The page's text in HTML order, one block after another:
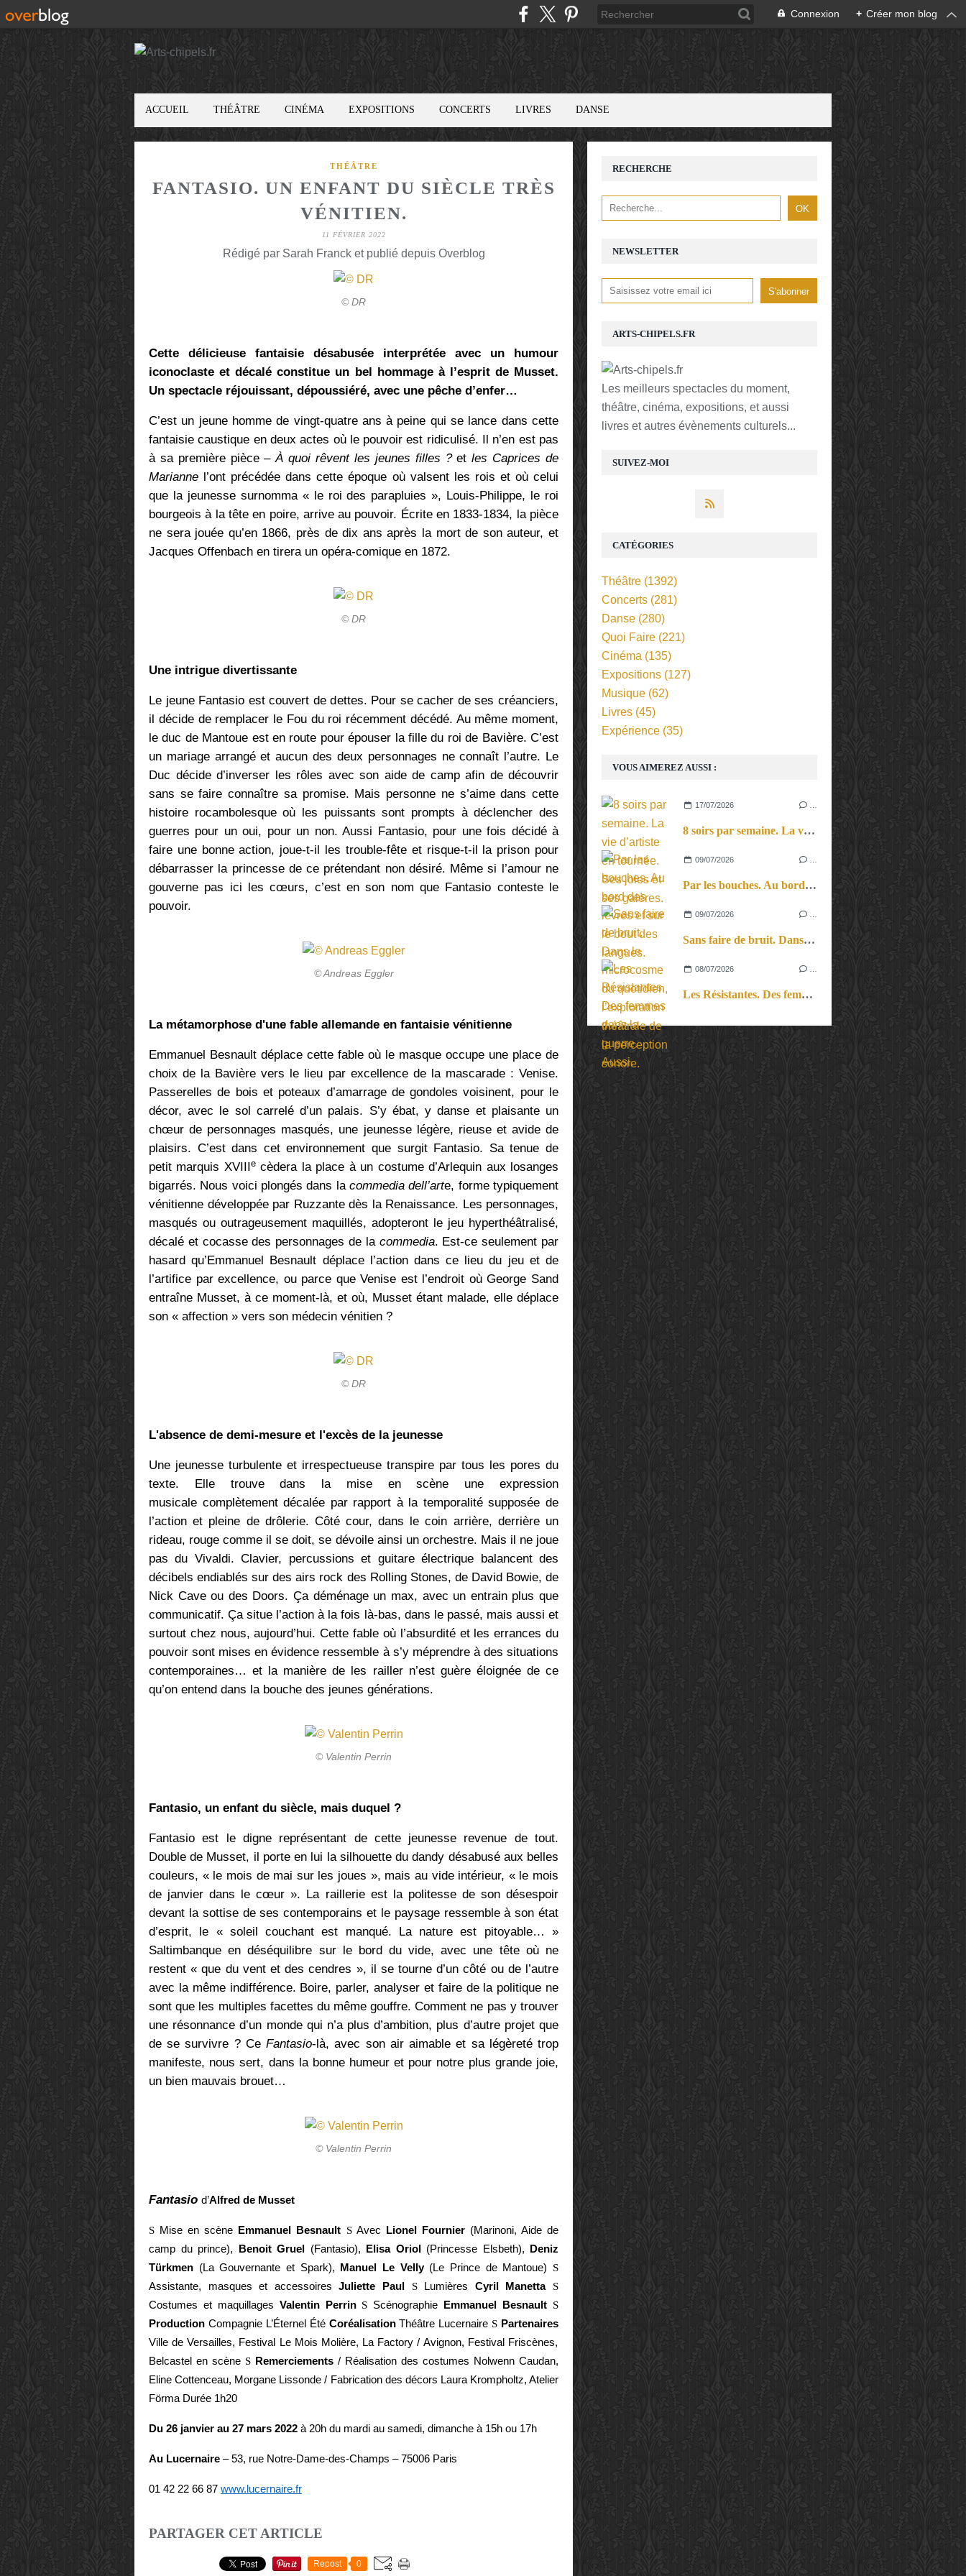
Connexion + Créer mon blog
ACCUEIL THÉÂTRE CINÉMA EXPOSITIONS CONCERTS LIVRES DANSE
THÉÂTRE
FANTASIO. UN ENFANT DU SIÈCLE TRÈS
VÉNITIEN.
11 FÉVRIER 2022
Rédigé par Sarah Franck et publié depuis Overblog
© DR
Cette délicieuse fantaisie désabusée interprétée avec un humour
iconoclaste et décalé constitue un bel hommage à l’esprit de Musset.
Un spectacle réjouissant, dépoussiéré, avec une pêche d’enfer…
C’est un jeune homme de vingt-quatre ans à peine qui se lance dans cette
fantaisie caustique en deux actes où le pouvoir est ridiculisé. Il n’en est pas
à sa première pièce –À quoi rêvent les jeunes filles ?etles Caprices de
Marianne l’ont précédée dans cette époque où valsent les rois et où celui
que la jeunesse surnomma « le roi des parapluies », Louis-Philippe, le roi
bourgeois à la tête en poire, arrive au pouvoir. Écrite en 1833-1834, la pièce
ne sera jouée qu’en 1866, près de dix ans après la mort de son auteur, et
Jacques Offenbach en tirera un opéra-comique en 1872.
© DR
Une intrigue divertissante
Le jeune Fantasio est couvert de dettes. Pour se cacher de ses créanciers,
il décide de remplacer le Fou du roi récemment décédé. Au même moment,
le duc de Mantoue est en route pour épouser la fille du roi de Bavière. C’est
un mariage arrangé et aucun des deux personnages ne connaît l’autre. Le
Duc décide d’inverser les rôles avec son aide de camp afin de découvrir
sans se faire connaître sa promise. Mais personne ne s’aime dans cette
histoire rocambolesque où les puissants sont prompts à déclencher des
guerres pour un oui, pour un non. Aussi Fantasio, pour une fois décidé à
faire une bonne action, joue-t-il les trouble-fête et risque-t-il la prison pour
débarrasser la princesse de ce prétendant non désiré. Même si l’amour ne
gouverne pas ici les cœurs, c’est en son nom que Fantasio conteste le
pouvoir.
© Andreas Eggler
La métamorphose d'une fable allemande en fantaisie vénitienne
Emmanuel Besnault déplace cette fable où le masque occupe une place de
choix de la Bavière vers le lieu par excellence de la mascarade : Venise.
Passerelles de bois et poteaux d’amarrage de gondoles voisinent, pour le
décor, avec le sol carrelé d’un palais. S’y ébat, y danse et plaisante un
chœur de personnages masqués, une jeunesse légère, rieuse et avide de
plaisirs. C’est dans cet environnement que surgit Fantasio. Sa tenue de
petit marquis XVIIIecèdera la place à un costume d’Arlequin aux losanges
bigarrés. Nous voici plongés dans la commedia dell’arte, forme typiquement
vénitienne développée par Ruzzante dès la Renaissance. Les personnages,
masqués ou outrageusement maquillés, adopteront le jeu hyperthéâtralisé,
décalé et cocasse des personnages de la commedia. Est-ce seulement par
hasard qu’Emmanuel Besnault déplace l’action dans ce lieu du jeu et de
l’artifice par excellence, ou parce que Venise est l’endroit où George Sand
entraîne Musset, à ce moment-là, et où, Musset étant malade, elle déplace
son « affection » vers son médecin vénitien ?
© DR
L'absence de demi-mesure et l'excès de la jeunesse
Une jeunesse turbulente et irrespectueuse transpire par tous les pores du
texte. Elle trouve dans la mise en scène une expression
musicale complètement décalée par rapport à la temporalité supposée de
l’action et pleine de drôlerie. Côté cour, dans le coin arrière, derrière un
rideau, rouge comme il se doit, se dévoile ainsi un orchestre. Mais il ne joue
pas du Vivaldi. Clavier, percussions et guitare électrique balancent des
décibels endiablés sur des airs rock des Rolling Stones, de David Bowie, de
Nick Cave ou des Doors. Ça déménage un max, avec un entrain plus que
communicatif. Ça situe l’action à la fois là-bas, dans le passé, mais aussi et
surtout chez nous, aujourd’hui. Cette fable où l’absurdité et les errances du
pouvoir sont mises en évidence ressemble à s’y méprendre à des situations
contemporaines… et la manière de les railler n’est guère éloignée de ce
qu’on entend dans la bouche des jeunes générations.
© Valentin Perrin
Fantasio, un enfant du siècle, mais duquel ?
Fantasio est le digne représentant de cette jeunesse revenue de tout.
Double de Musset, il porte en lui la silhouette du dandy désabusé aux belles
couleurs, « le mois de mai sur les joues », mais au vide intérieur, « le mois
de janvier dans le cœur ». La raillerie est la politesse de son désespoir
devant la sottise de ses contemporains et le paysage ressemble à son état
d’esprit, le « soleil couchant est manqué. La nature est pitoyable… »
Saltimbanque en déséquilibre sur le bord du vide, avec une tête où ne
restent « que du vent et des cendres », il se tourne d’un côté ou de l’autre
avec la même indifférence. Boire, parler, analyser et faire de la politique ne
sont que les multiples facettes du même gouffre. Comment ne pas y trouver
une résonnance d’un monde qui n’a plus d’ambition, plus d’autre projet que
de se survivre ? CeFantasio-là, avec son air aimable et sa légèreté trop
manifeste, nous sert, dans la bonne humeur et pour notre plus grande joie,
un bien mauvais brouet…
© Valentin Perrin
Fantasio d’Alfred de Musset
S Mise en scène Emmanuel Besnault SAvec Lionel Fournier (Marinoni, Aide de
camp du prince), Benoit Gruel (Fantasio), Elisa Oriol (Princesse Elsbeth), Deniz
Türkmen (La Gouvernante et Spark), Manuel Le Velly (Le Prince de Mantoue) S
Assistante, masques et accessoiresJuliette Paul S Lumières Cyril Manetta S
Costumes et maquillages Valentin Perrin S Scénographie Emmanuel Besnault S
Production Compagnie L’Éternel Été CoréalisationThéâtre Lucernaire S Partenaires
Ville de Versailles, Festival Le Mois Molière, La Factory / Avignon, Festival Friscènes,
Belcastel en scène S Remerciements / Réalisation des costumes Nolwenn Caudan,
Eline Cottenceau, Morgane Lissonde / Fabrication des décors Laura Krompholtz, Atelier
Förma Durée 1h20
Du 26 janvier au 27 mars 2022 à 20h du mardi au samedi, dimanche à 15h ou 17h
Au Lucernaire – 53, rue Notre-Dame-des-Champs – 75006 Paris
01 42 22 66 87 www.lucernaire.fr
PARTAGER CET ARTICLE
Repost 0
NEWSLETTER
SUIVEZ-MOI
RECHERCHE
ARTS-CHIPELS.FR
Les meilleurs spectacles du moment,
théâtre, cinéma, expositions, et aussi
livres et autres évènements culturels...
VOUS AIMEREZ AUSSI :
17/07/2026
8 soirs par semaine. La vie d’artiste en tournée. Ses joies et ses galères.
09/07/2026
Par les bouches. Au bord des lèvres et sur le bout des langues.
09/07/2026
Sans faire de bruit. Dans le microcosme du quotidien, l’exploration théâtrale de la perception sonore.
08/07/2026
Les Résistantes. Des femmes dans la guerre. Aussi.
CATÉGORIES
Théâtre (1392)
Concerts (281)
Danse (280)
Quoi Faire (221)
Cinéma (135)
Expositions (127)
Musique (62)
Livres (45)
Expérience (35)